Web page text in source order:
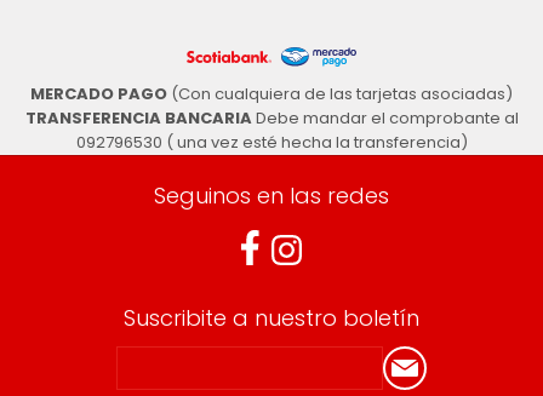
MERCADO PAGO (Con cualquiera de las tarjetas asociadas)
TRANSFERENCIA BANCARIADebe mandar el comprobante al
092796530 ( una vez esté hecha la transferencia)
Seguinos en las redes
Suscribite a nuestro boletín